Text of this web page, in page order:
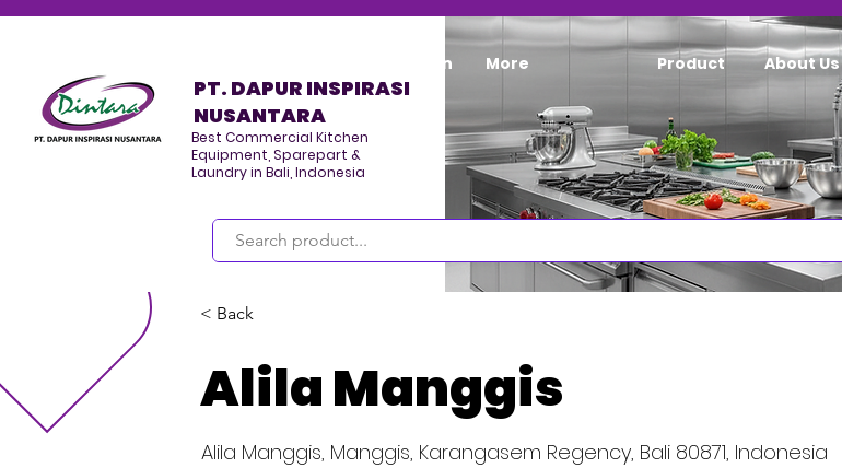
PT. DAPUR INSPIRASI
NUSANTARA
Best Commercial Kitchen
Equipment, Sparepart &
Laundry in Bali, Indonesia
Program/Kegiatan More Product About Us
< Back
Alila Manggis
Alila Manggis, Manggis, Karangasem Regency, Bali 80871, Indonesia